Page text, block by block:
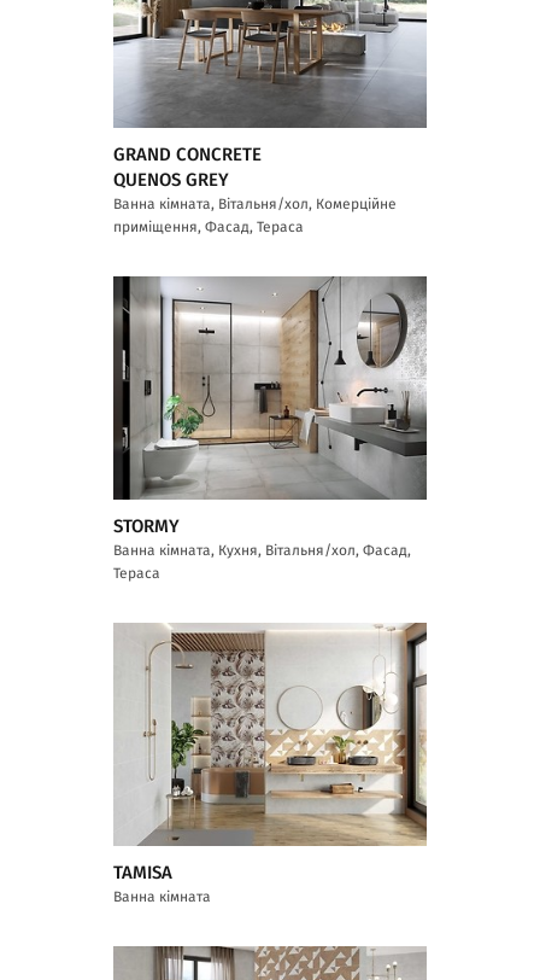
GRAND CONCRETE
QUENOS GREY
Ванна кімната, Вітальня/хол, Комерційне
приміщення, Фасад, Тераса
STORMY
Ванна кімната, Кухня, Вітальня/хол, Фасад,
Тераса
TAMISA
Ванна кімната